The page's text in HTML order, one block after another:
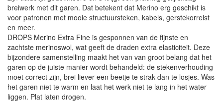
breiwerk met dit garen. Dat betekent dat Merino erg geschikt is
voor patronen met mooie structuursteken, kabels, gerstekorrelst
en meer.
DROPS Merino Extra Fine is gesponnen van de fijnste en
zachtste merinoswol, wat geeft de draden extra elasticiteit. Deze
bijzondere samenstelling maakt het van van groot belang dat het
garen op de juiste manier wordt behandeld: de stekenverhouding
moet correct zijn, brei liever een beetje te strak dan te losjes. Was
het garen niet te warm en laat het werk niet te lang in het water
liggen. Plat laten drogen.